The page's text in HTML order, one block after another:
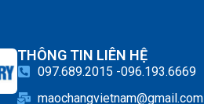
THÔNG TIN LIÊN HỆ
097.689.2015 -096.193.6669
maochangvietnam@gmail.com